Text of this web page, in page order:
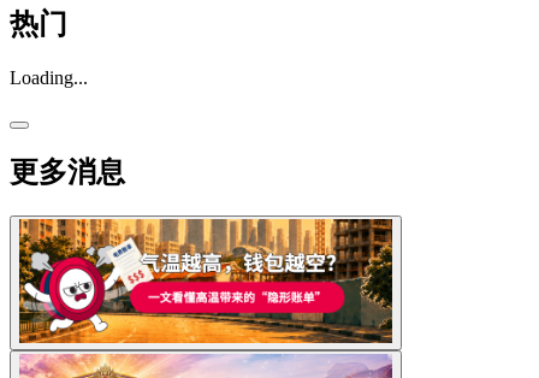
热门
Loading...
更多消息